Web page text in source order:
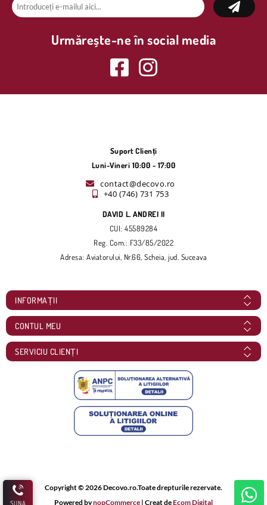
SUNA
Urmărește-ne în social media
Suport Clienți
Luni-Vineri 10:00 - 17:00
contact@decovo.ro
+40 (746) 731 753
DAVID L. ANDREI II
CUI: 45589284
Reg. Com.: F33/85/2022
Adresa: Aviatorului, Nr.66, Scheia, jud. Suceava
INFORMAȚII
CONTUL MEU
SERVICIU CLIENȚI
Copyright © 2026 Decovo.ro.Toate drepturile rezervate.
Powered bynopCommerce | Creat deEcom Digital